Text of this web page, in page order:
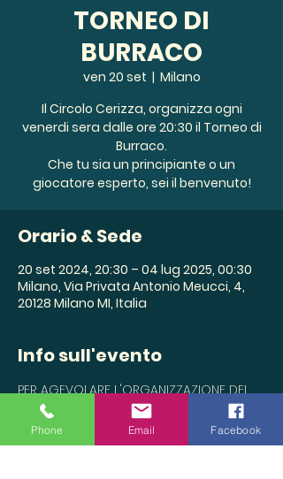
TORNEO DI
BURRACO
ven 20 set
  |
Milano
Il Circolo Cerizza, organizza ogni
venerdi sera dalle ore 20:30 il Torneo di
Burraco.
Che tu sia un principiante o un
giocatore esperto, sei il benvenuto!
Orario & Sede
20 set 2024, 20:30 – 04 lug 2025, 00:30
Milano, Via Privata Antonio Meucci, 4,
20128 Milano MI, Italia
Info sull'evento
PER AGEVOLARE L'ORGANIZZAZIONE DEL
TORNEO E' GRADITA LA CONFERMA DELLA
TUA PARTECIPAZIONE
INFO LAURA 331 192 0682
Phone Email Facebook